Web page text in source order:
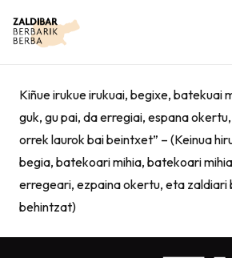
Kiñue irukue irukuai, begixe, batekuai
guk, gu pai, da erregiai, espana
orrek laurok bai beintxet” – (Keinua
begia, batekoari mihia, batekoari
erregeari, ezpaina okertu, eta zaldiari
behintzat)